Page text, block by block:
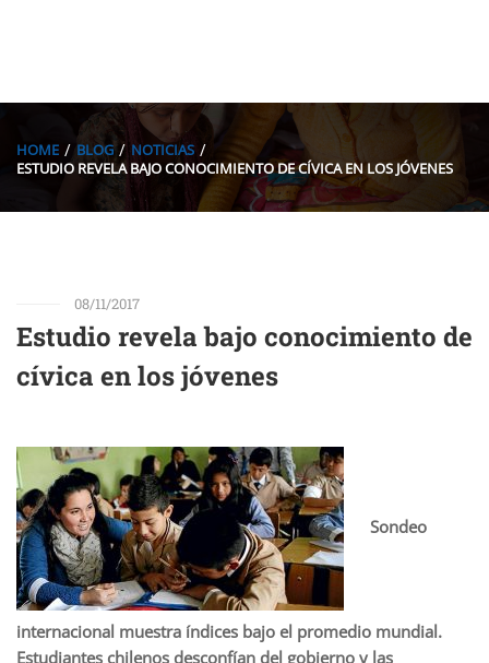
HOME BLOG
NOTICIAS
ESTUDIO REVELA BAJO CONOCIMIENTO DE CÍVICA EN LOS JÓVENES
08/11/2017
Estudio revela bajo conocimiento de
cívica en los jóvenes
Sondeo
internacional muestra índices bajo el promedio mundial.
Estudiantes chilenos desconfían del gobierno y las